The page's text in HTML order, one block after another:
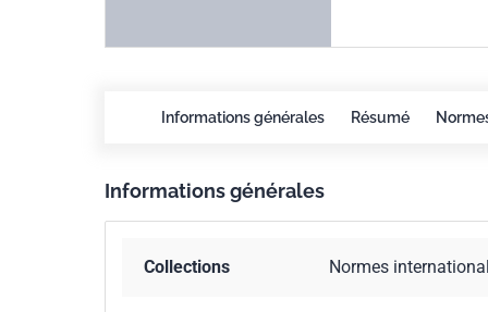
alternative 50/
limiter les
séquences
d'une période
Informations générales Résumé
Informations générales
Collections Normes